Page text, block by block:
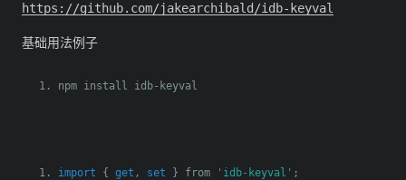
https://github.com/jakearchibald/idb-keyval
基础用法例子
npm install idb- keyval
import { get , set } from 'idb-keyval' ;